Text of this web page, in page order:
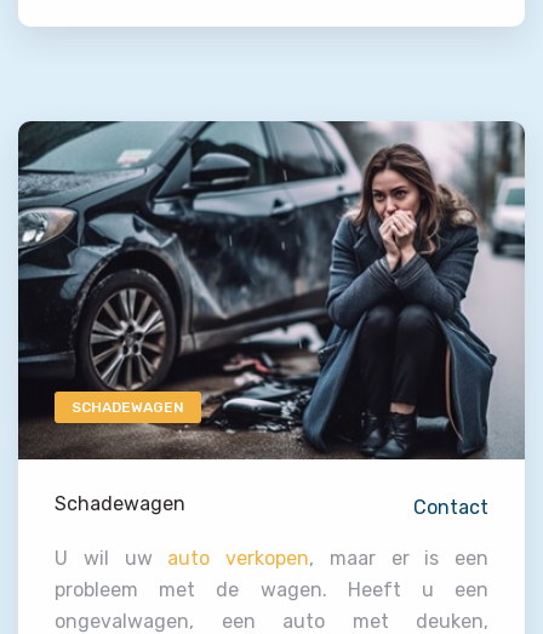
SCHADEWAGEN
Schadewagen Contact
U wil uw auto verkopen, maar er is een
probleem met de wagen. Heeft u een
ongevalwagen, een auto met deuken,